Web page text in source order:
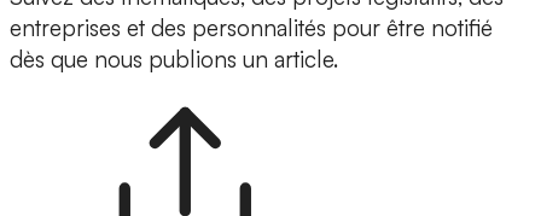
entreprises et des personnalités pour être notifié
dès que nous publions un article.